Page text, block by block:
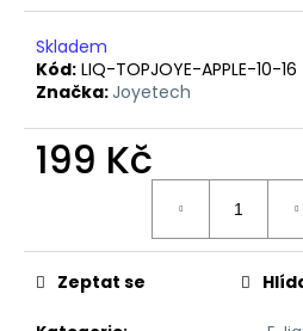
Skladem
Kód: LIQ-TOPJOYE-APPLE-10-16
Značka:Joyetech
199 Kč
Zeptat se
HLEDAT
u